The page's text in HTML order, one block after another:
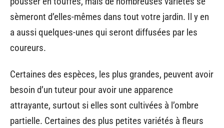
sèmeront d’elles-mêmes dans tout votre jardin. Il y en
a aussi quelques-unes qui seront diffusées par les
coureurs.
Certaines des espèces, les plus grandes, peuvent avoir
besoin d’un tuteur pour avoir une apparence
attrayante, surtout si elles sont cultivées à l’ombre
partielle. Certaines des plus petites variétés à fleurs